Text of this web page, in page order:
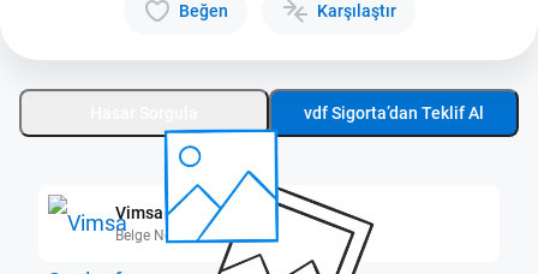
Beğen Karşılaştır
vdf Sigorta’dan Teklif Al
Vimsa Şanlıurfa
Belge No: 6300001